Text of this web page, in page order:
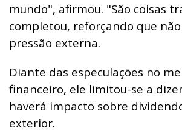
mundo", afirmou. "São coisas
completou, reforçando que
pressão externa.
Diante das especulações no
financeiro, ele limitou-se a
haverá impacto sobre
exterior.